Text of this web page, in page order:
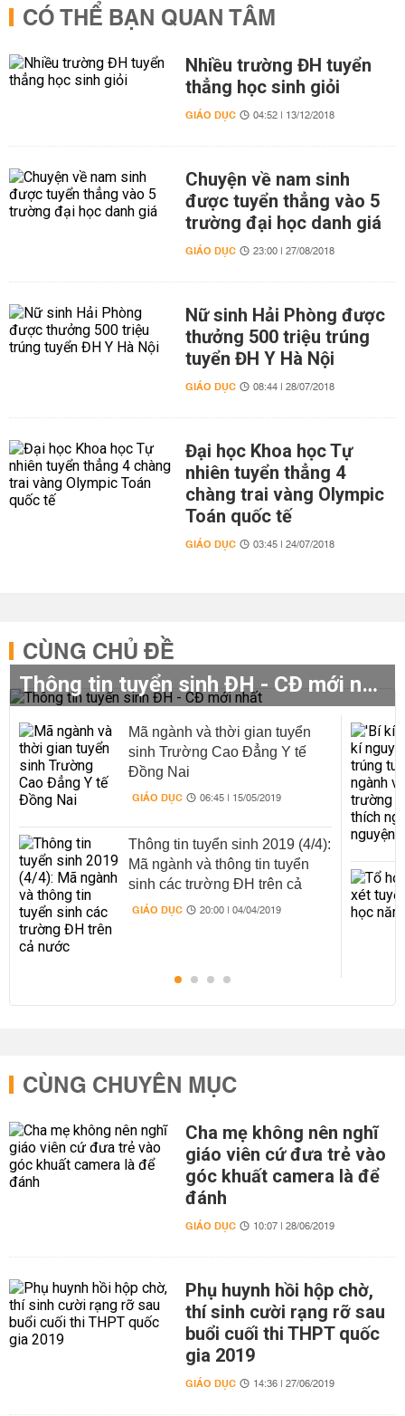
CÓ THỂ BẠN QUAN TÂM
Nhiều trường ĐH tuyển
thẳng học sinh giỏi
GIÁO DỤC 04:52 | 13/12/2018
Chuyện về nam sinh
được tuyển thẳng vào 5
trường đại học danh giá
GIÁO DỤC 23:00 | 27/08/2018
Nữ sinh Hải Phòng được
thưởng 500 triệu trúng
tuyển ĐH Y Hà Nội
GIÁO DỤC 08:44 | 28/07/2018
Đại học Khoa học Tự
nhiên tuyển thẳng 4
chàng trai vàng Olympic
Toán quốc tế
GIÁO DỤC 03:45 | 24/07/2018
CÙNG CHỦ ĐỀ
Thông tin tuyển sinh ĐH - CĐ mới nhất
Mã ngành và thời gian tuyển
sinh Trường Cao Đẳng Y tế
Đồng Nai
GIÁO DỤC 06:45 | 15/05/2019
Thông tin tuyển sinh 2019 (4/4):
Mã ngành và thông tin tuyển
sinh các trường ĐH trên cả
nước
GIÁO DỤC 20:00 | 04/04/2019
CÙNG CHUYÊN MỤC
Cha mẹ không nên nghĩ
giáo viên cứ đưa trẻ vào
góc khuất camera là để
đánh
GIÁO DỤC 10:07 | 28/06/2019
Phụ huynh hồi hộp chờ,
thí sinh cười rạng rỡ sau
buổi cuối thi THPT quốc
gia 2019
GIÁO DỤC 14:36 | 27/06/2019